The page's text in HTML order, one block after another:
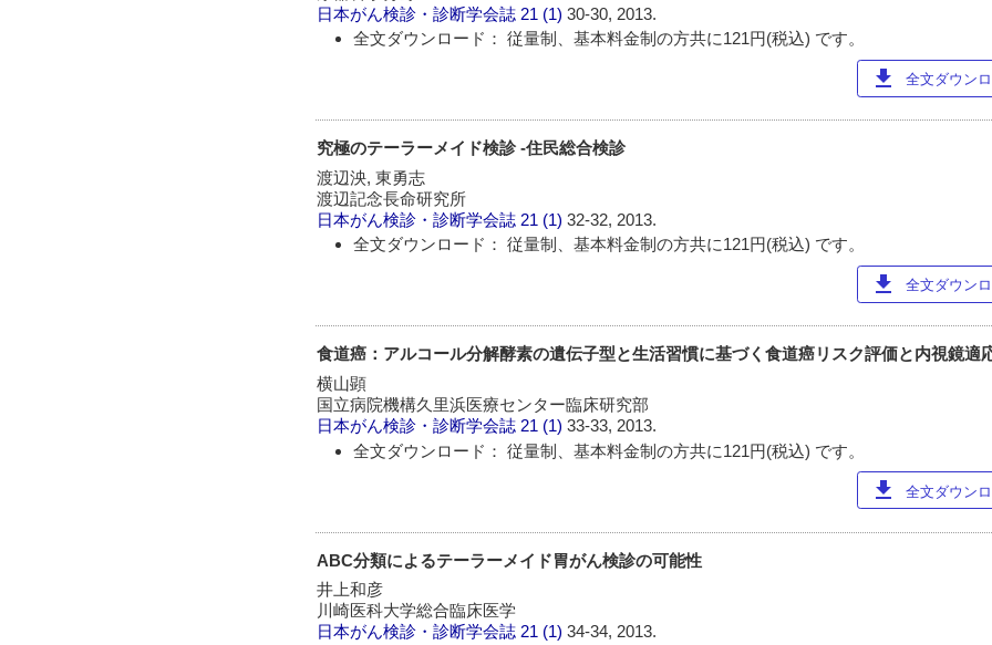
日本がん検診・診断学会誌 21 (1)30-30, 2013.
全文ダウンロード： 従量制、基本料金制の方共に121円(税込) です。
download 全文ダウン
究極のテーラーメイド検診 -住民総合検診
渡辺泱, 東勇志
渡辺記念長命研究所
日本がん検診・診断学会誌 21 (1)32-32, 2013.
全文ダウンロード： 従量制、基本料金制の方共に121円(税込) です。
download 全文ダウン
食道癌：アルコール分解酵素の遺伝子型と生活習慣に基づく食道癌リスク評価と内視鏡適
横山顕
国立病院機構久里浜医療センター臨床研究部
日本がん検診・診断学会誌 21 (1)33-33, 2013.
全文ダウンロード： 従量制、基本料金制の方共に121円(税込) です。
download 全文ダウン
ABC分類によるテーラーメイド胃がん検診の可能性
井上和彦
川崎医科大学総合臨床医学
日本がん検診・診断学会誌 21 (1)34-34, 2013.